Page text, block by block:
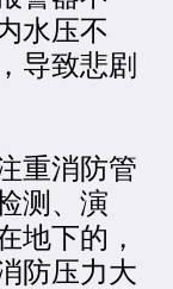
水压不
导致悲剧
重消防管
测、演
地下的，
防压力大